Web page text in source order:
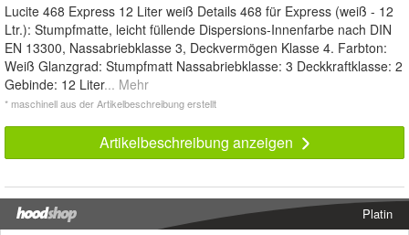
Lucite 468 Express 12 Liter weiß Details 468 für Express (weiß - 12
Ltr.): Stumpfmatte, leicht füllende Dispersions-Innenfarbe nach DIN
EN 13300, Nassabriebklasse 3, Deckvermögen Klasse 4. Farbton:
Weiß Glanzgrad: Stumpfmatt Nassabriebklasse: 3 Deckkraftklasse: 2
Gebinde: 12 Liter... Mehr
* maschinell aus der Artikelbeschreibung erstellt
Artikelbeschreibung anzeigen
Platin